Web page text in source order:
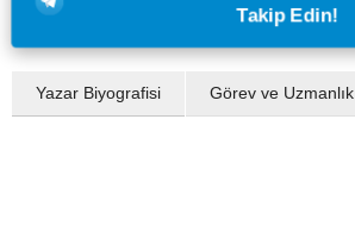
Takip Edin!
Yazar Biyografisi Görev ve Uzmanlık